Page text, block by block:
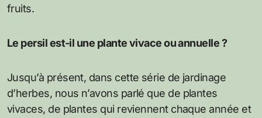
fruits.
Le persil est-il une plante vivace ou annuelle ?
Jusqu’à présent, dans cette série de jardinage
d’herbes, nous n’avons parlé que de plantes
vivaces, de plantes qui reviennent chaque année et